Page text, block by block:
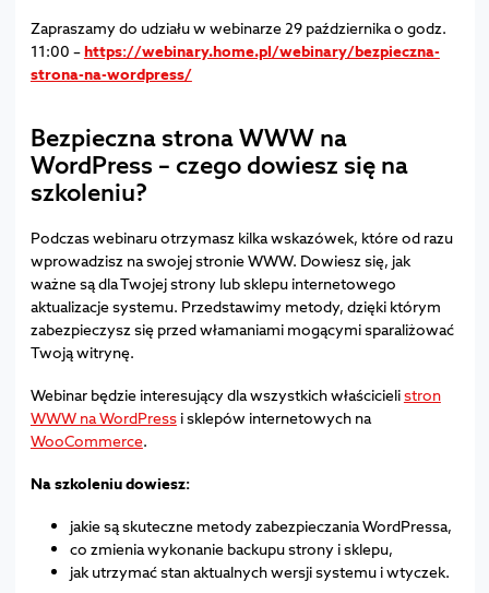
Zapraszamy do udziału w webinarze 29 października o godz.
11:00 –https://webinary.home.pl/webinary/bezpieczna-
strona-na-wordpress/
Bezpieczna strona WWW na
WordPress – czego dowiesz się na
szkoleniu?
Podczas webinaru otrzymasz kilka wskazówek, które od razu
wprowadzisz na swojej stronie WWW. Dowiesz się, jak
ważne są dla Twojej strony lub sklepu internetowego
aktualizacje systemu. Przedstawimy metody, dzięki którym
zabezpieczysz się przed włamaniami mogącymi sparaliżować
Twoją witrynę.
Webinar będzie interesujący dla wszystkich właścicielistron
WWW na WordPressi sklepów internetowych na
WooCommerce.
Na szkoleniu dowiesz:
jakie są skuteczne metody zabezpieczania WordPressa,
co zmienia wykonanie backupu strony i sklepu,
jak utrzymać stan aktualnych wersji systemu i wtyczek.